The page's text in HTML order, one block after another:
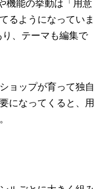
機能の挙動は「用意
るようになっていま
、テーマも編集で
ョップが育って独自
になってくると、用